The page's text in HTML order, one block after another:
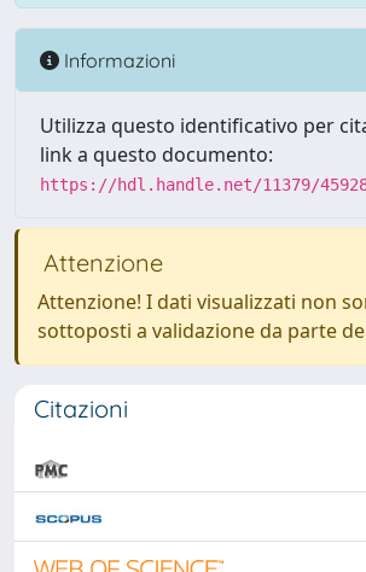
Informazioni
Utilizza questo identificativo per
link a questo documento:
https://hdl.handle.net/11379/
Attenzione
Attenzione! I dati visualizzati non
sottoposti a validazione da parte
Citazioni